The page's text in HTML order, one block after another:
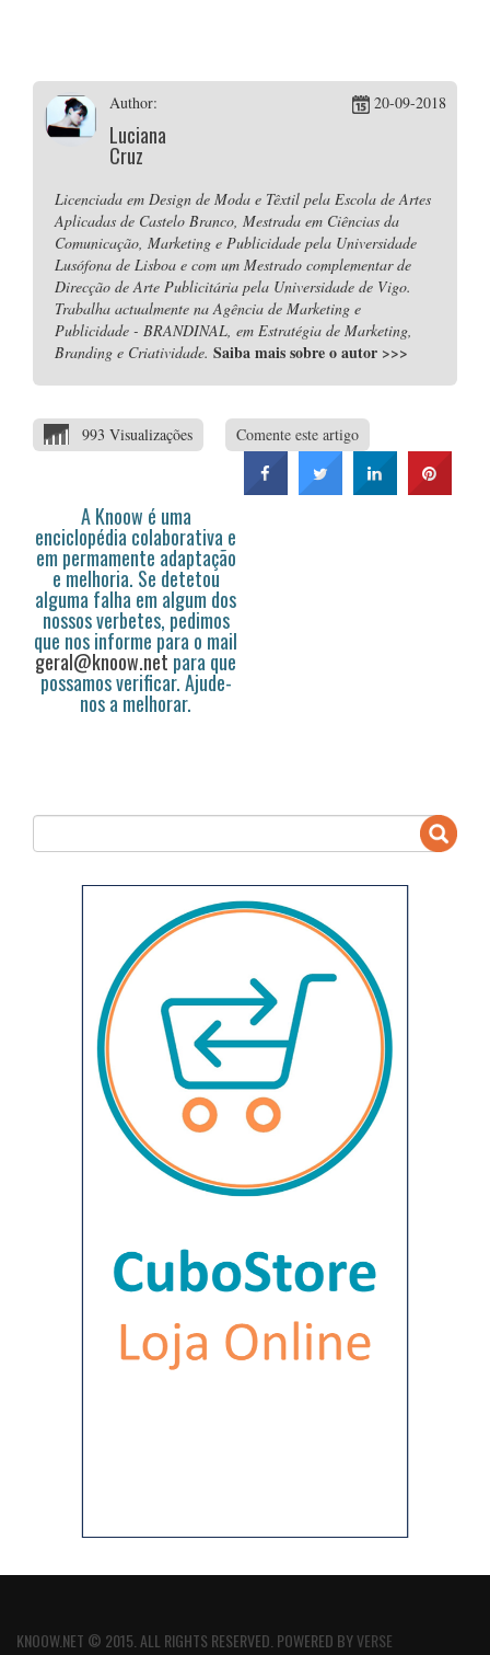
Author:
Luciana
Cruz
20-09-2018
Licenciada em Design de Moda e Têxtil pela Escola de Artes
Aplicadas de Castelo Branco, Mestrada em Ciências da
Comunicação, Marketing e Publicidade pela Universidade
Lusófona de Lisboa e com um Mestrado complementar de
Direcção de Arte Publicitária pela Universidade de Vigo.
Trabalha actualmente na Agência de Marketing e
Publicidade - BRANDINAL, em Estratégia de Marketing,
Branding e Criatividade. Saiba mais sobre o autor >>>
993 Visualizações Comente este artigo
A Knoow é uma
enciclopédia colaborativa e
em permamente adaptação
e melhoria. Se detetou
alguma falha em algum dos
nossos verbetes, pedimos
que nos informe para o mail
geral@knoow.net para que
possamos verificar. Ajude-
nos a melhorar.
KNOOW.NET © 2015. ALL RIGHTS RESERVED. POWERED BYVERSE